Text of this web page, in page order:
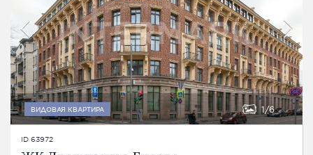
ВИДОВАЯ КВАРТИРА 1 6
ID 63972